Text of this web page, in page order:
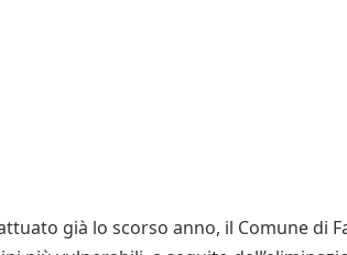
già lo scorso anno, il Comune di